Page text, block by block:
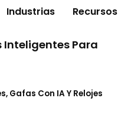
Industrias Recursos
Inteligentes Para
Gafas Con IA Y Relojes